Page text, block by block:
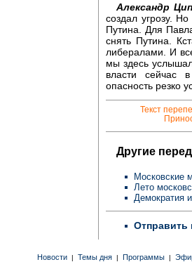
Александр
создал угрозу.
Путина. Для
снять Путина.
либералами. И
мы здесь
власти сейчас
опасность резко
Текст
Другие
Московские
Лето
Демократия
Отправить
Новости | Темы дня | Программы |